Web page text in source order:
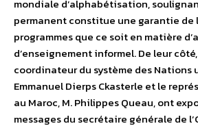
mondiale d’alphabétisation,
permanent constitue une garantie de
programmes que ce soit en matière
d’enseignement informel. De leur
coordinateur du système des Nations
Emmanuel Dierps Ckasterle et le
au Maroc, M. Philippes Queau, ont
messages du secrétaire générale de